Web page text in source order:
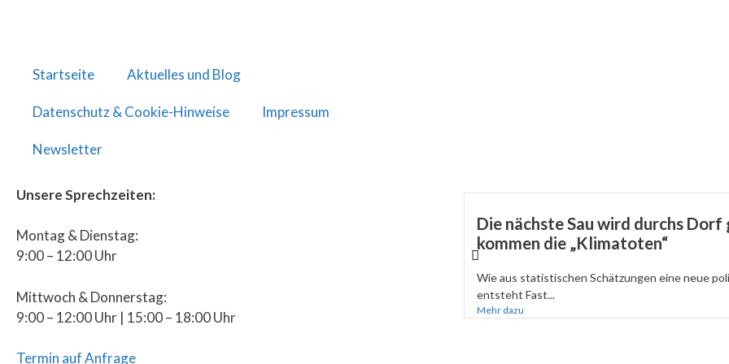
Startseite Aktuelles und Blog
Datenschutz & Cookie-Hinweise Impressum
Newsletter
Unsere Sprechzeiten:
Montag & Dienstag:
9:00 – 12:00 Uhr
Mittwoch & Donnerstag:
9:00 – 12:00 Uhr | 15:00 – 18:00 Uhr
Termin auf Anfrage
Die nächste Sau wird durchs
kommen die „Klimatoten“
Wie aus statistischen Schätzungen eine neue
entsteht Fast...
Mehr dazu